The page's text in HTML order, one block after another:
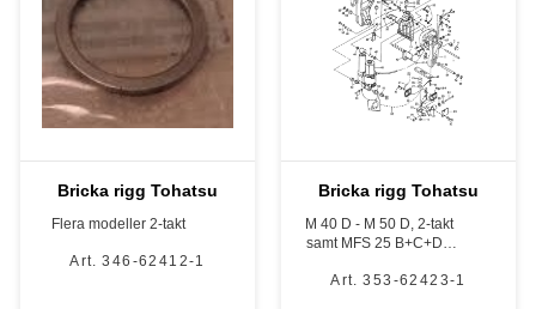
Bricka rigg Tohatsu
Flera modeller 2-takt
346-62412-1
Bricka rigg Tohatsu
M 40 D - M 50 D, 2-takt
samt MFS 25 B+C+D -
MFS 40 A - MFS 60 A, 4-
353-62423-1